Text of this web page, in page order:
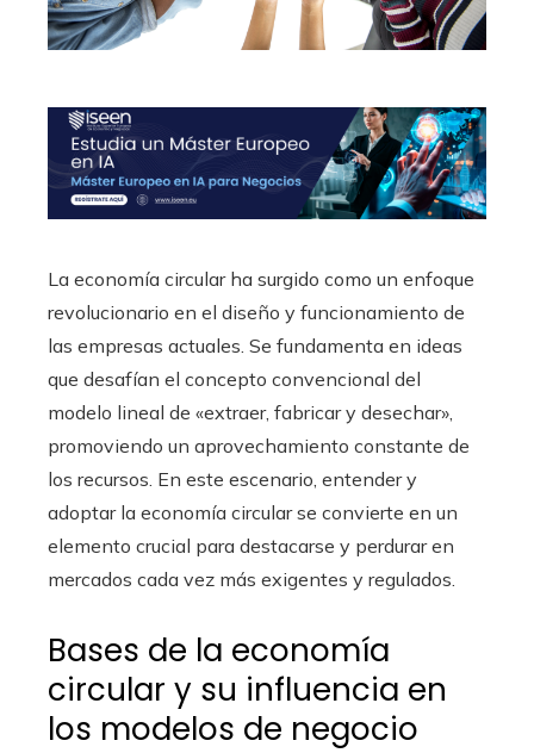
La economía circular ha surgido como un enfoque
revolucionario en el diseño y funcionamiento de
las empresas actuales. Se fundamenta en ideas
que desafían el concepto convencional del
modelo lineal de «extraer, fabricar y desechar»,
promoviendo un aprovechamiento constante de
los recursos. En este escenario, entender y
adoptar la economía circular se convierte en un
elemento crucial para destacarse y perdurar en
mercados cada vez más exigentes y regulados.
Bases de la economía
circular y su influencia en
los modelos de negocio